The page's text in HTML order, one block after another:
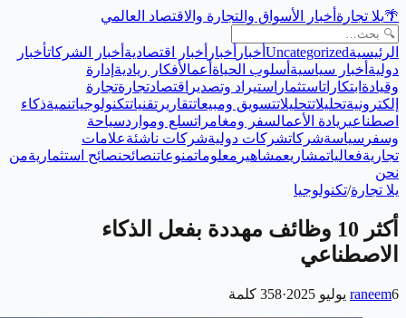
🌴يلا تجارة أخبار الأسواق والتجارة والاقتصاد العالمي
الرئيسيةUncategorized أخبار أخبار أخبار اقتصادية أخبار الشركاتأخبار
دولية أخبار سياسية أسلوب الحياة أعمالأفكار ريادية إدارة
وقيادة ابتكاراتاستثمار استيراد وتصدير اقتصادتجارةتجارة
إلكترونيةتحليلاتتحليلاتتسويق ومبيعاتتقارير تقنياتتكنولوجياتنميةذكاء
اصطناعيريادة الأعمالسفر ومغامراتسلع ومواردسياحة
وسفر سياسةشركاتشركات دوليةشركات ناشئةعلامات
تجاريةفعالياتمشاريعمشاهير معلوماتمنوعاتنصائحنصائح استثماريةمن
نحن
يلا تجارة/تكنولوجيا
أكثر 10 وظائف مهددة بفعل الذكاء
الاصطناعي
raneem6 يوليو 2025 ·
358 كلمة